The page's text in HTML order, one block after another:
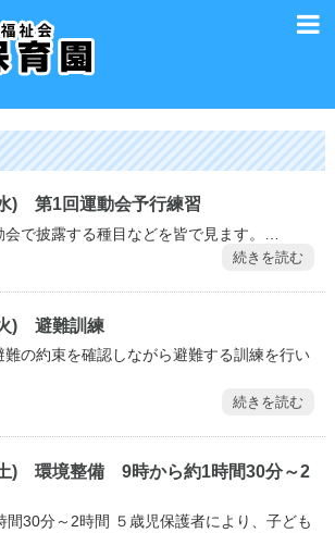
) 第1回運動会予行練習
で披露する種目などを皆で見ます。…
続きを読む
) 避難訓練
の約束を確認しながら避難する訓練を行い
続きを読む
) 環境整備 9時から約1時間30分～2
間30分～2時間 ５歳児保護者により、子ども